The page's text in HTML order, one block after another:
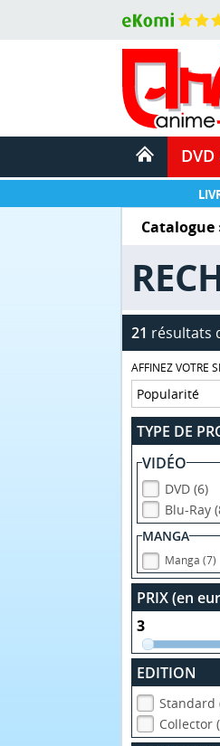
Catalogue
21 résultats
AFFINEZ VOTRE
TYPE DE
VIDÉO
DVD (6)
Blu-Ray
MANGA
Manga (7)
PRIX (en
EDITION
Standard
Collector